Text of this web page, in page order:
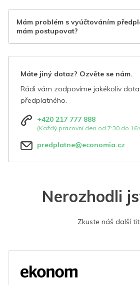
Mám problém s vyúčtováním
mám postupovat?
Máte jiný dotaz? Ozvěte se nám.
Rádi vám zodpovíme jakékoliv
předplatného.
+420 217 777 888
(Každý pracovní den od 7:30 do
predplatne@economia.cz
Nerozhodli
Zkuste náš další